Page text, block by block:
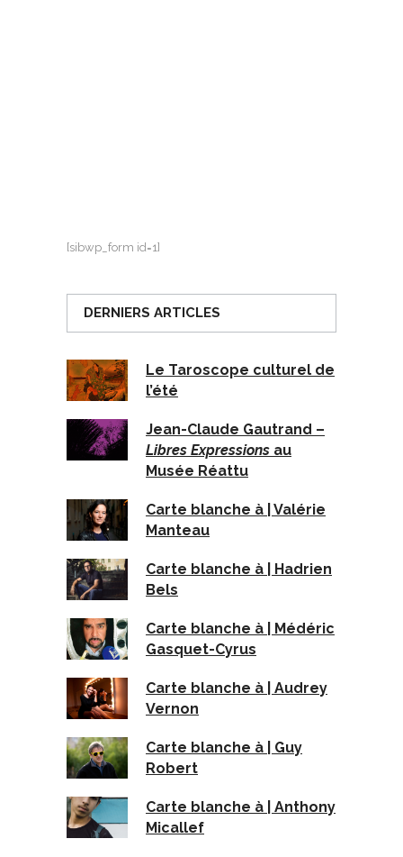
[sibwp_form id=1]
DERNIERS ARTICLES
Le Taroscope culturel de
l’été
Jean-Claude Gautrand –
Libres Expressions au
Musée Réattu
Carte blanche à | Valérie
Manteau
Carte blanche à | Hadrien
Bels
Carte blanche à | Médéric
Gasquet-Cyrus
Carte blanche à | Audrey
Vernon
Carte blanche à | Guy
Robert
Carte blanche à | Anthony
Micallef